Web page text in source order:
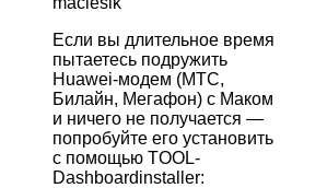
Если вы длительное время
пытаетесь подружить
Huawei-модем (МТС,
Билайн, Мегафон) с Маком
и ничего не получается —
попробуйте его установить
с помощью TOOL-
Dashboardinstaller: